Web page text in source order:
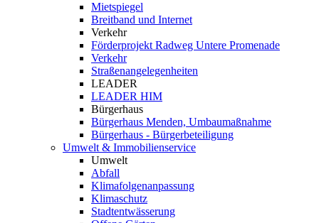
Mietspiegel
Breitband und Internet
Verkehr
Förderprojekt Radweg Untere Promenade
Verkehr
Straßenangelegenheiten
LEADER
LEADER HIM
Bürgerhaus
Bürgerhaus Menden, Umbaumaßnahme
Bürgerhaus - Bürgerbeteiligung
Umwelt & Immobilienservice
Umwelt
Abfall
Klimafolgenanpassung
Klimaschutz
Stadtentwässerung